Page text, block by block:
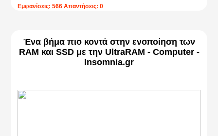
Εμφανίσεις: 566 Απαντήσεις: 0
Ένα βήμα πιο κοντά στην ενοποίηση των
RAM και SSD με την UltraRAM - Computer -
Insomnia.gr